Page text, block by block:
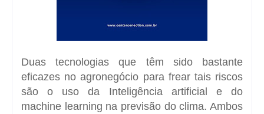
Duas tecnologias que têm sido bastante
eficazes no agronegócio para frear tais riscos
são o uso da Inteligência artificial e do
machine learning na previsão do clima. Ambos